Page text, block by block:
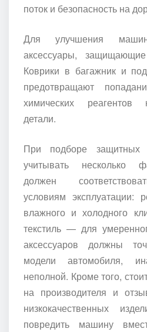
поток и безопасность на
Для улучшения
аксессуары,
Коврики в багажник и
предотвращают
химических реагентов
детали.
При подборе защитных
учитывать несколько
должен
условиям эксплуатации:
влажного и холодного
текстиль — для
аксессуаров должны
модели автомобиля,
неполной. Кроме того,
на производителя и
низкокачественных
повредить машину